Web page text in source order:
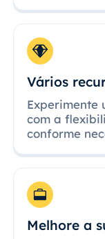
Vários
Experimente
com a
conforme
Melhore a